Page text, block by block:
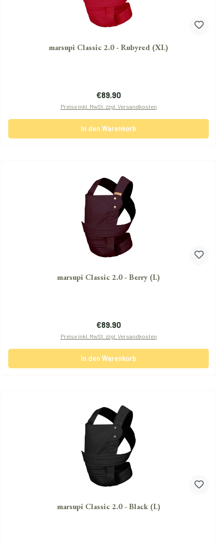
marsupi Classic 2.0 - Rubyred (XL)
Regulärer Preis:
€89.90
Preise inkl. MwSt. zzgl. Versandkosten
In den Warenkorb
marsupi Classic 2.0 - Berry (L)
Regulärer Preis:
€89.90
Preise inkl. MwSt. zzgl. Versandkosten
In den Warenkorb
marsupi Classic 2.0 - Black (L)